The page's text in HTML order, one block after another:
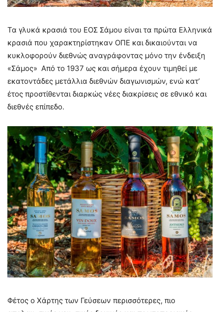
Τα γλυκά κρασιά του ΕΟΣ Σάμου είναι τα πρώτα Ελληνικά
κρασιά που χαρακτηρίστηκαν ΟΠΕ και δικαιούνται να
κυκλοφορούν διεθνώς αναγράφοντας μόνο την ένδειξη
«Σάμος» Από το 1937 ως και σήμερα έχουν τιμηθεί με
εκατοντάδες μετάλλια διεθνών διαγωνισμών, ενώ κατ’
έτος προστίθενται διαρκώς νέες διακρίσεις σε εθνικό και
διεθνές επίπεδο.
Φέτος ο Χάρτης των Γεύσεων περισσότερες, πιο